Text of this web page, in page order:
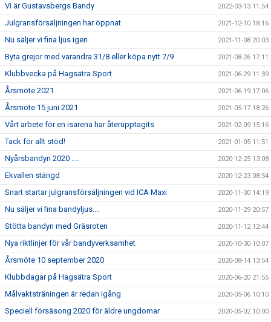
Vi är Gustavsbergs Bandy 2022-03-13 11:54
Julgransförsäljningen har öppnat 2021-12-10 18:16
Nu säljer vi fina ljus igen 2021-11-08 20:03
Byta grejor med varandra 31/8 eller köpa nytt 7/9 2021-08-26 17:11
Klubbvecka på Hagsätra Sport 2021-06-29 11:39
Årsmöte 2021 2021-06-19 17:06
Årsmöte 15 juni 2021 2021-05-17 18:26
Vårt arbete för en isarena har återupptagits 2021-02-09 15:16
Tack för allt stöd! 2021-01-05 11:51
Nyårsbandyn 2020 .... 2020-12-25 13:08
Ekvallen stängd 2020-12-23 08:54
Snart startar julgransförsäljningen vid ICA Maxi 2020-11-30 14:19
Nu säljer vi fina bandyljus.... 2020-11-29 20:57
Stötta bandyn med Gräsroten 2020-11-12 12:44
Nya riktlinjer för vår bandyverksamhet 2020-10-30 10:07
Årsmöte 10 september 2020 2020-08-14 13:54
Klubbdagar på Hagsätra Sport 2020-06-20 21:55
Målvaktsträningen är redan igång 2020-05-06 10:10
Speciell försäsong 2020 för äldre ungdomar 2020-05-02 10:00